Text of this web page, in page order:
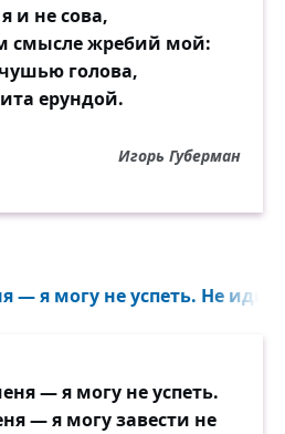
грустных тирад!
побольше мужества!
хотите ли,
своих родителей.
щебетать на ветках.
и не сова,
смысле жребий мой:
голова,
ерундой.
Игорь Губерман
— я могу не успеть. Не иди
— я могу не успеть.
— я могу завести не